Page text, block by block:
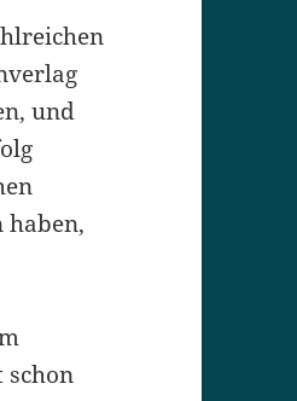
und
haben,
schon